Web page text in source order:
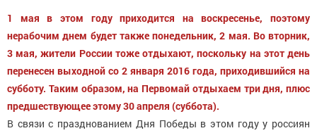
1 мая в этом году приходится на воскресенье, поэтому
нерабочим днем будет также понедельник, 2 мая. Во вторник,
3 мая, жители России тоже отдыхают, поскольку на этот день
перенесен выходной со 2 января 2016 года, приходившийся на
субботу. Таким образом, на Первомай отдыхаем три дня, плюс
предшествующее этому 30 апреля (суббота).
В связи с празднованием Дня Победы в этом году у россиян